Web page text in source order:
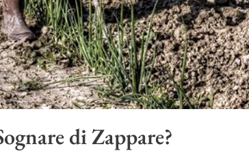
di Zappare?